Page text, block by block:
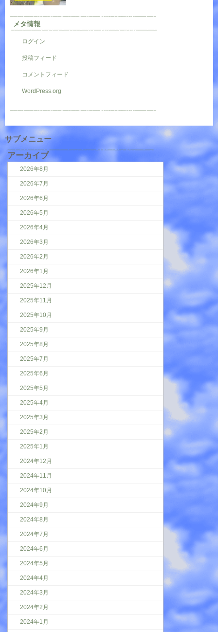
メタ情報
ログイン
投稿フィード
コメントフィード
WordPress.org
サブメニュー
アーカイブ
2026年8月
2026年7月
2026年6月
2026年5月
2026年4月
2026年3月
2026年2月
2026年1月
2025年12月
2025年11月
2025年10月
2025年9月
2025年8月
2025年7月
2025年6月
2025年5月
2025年4月
2025年3月
2025年2月
2025年1月
2024年12月
2024年11月
2024年10月
2024年9月
2024年8月
2024年7月
2024年6月
2024年5月
2024年4月
2024年3月
2024年2月
2024年1月